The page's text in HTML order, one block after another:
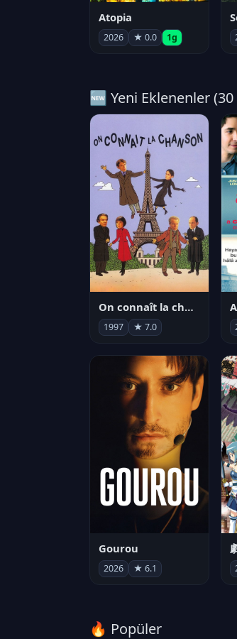
Atopia
2026 ★ 0.0 1g
🆕 Yeni Eklenenler
On connaît la chanson
1997 ★ 7.0
Gourou
2026 ★ 6.1
🔥 Popüler